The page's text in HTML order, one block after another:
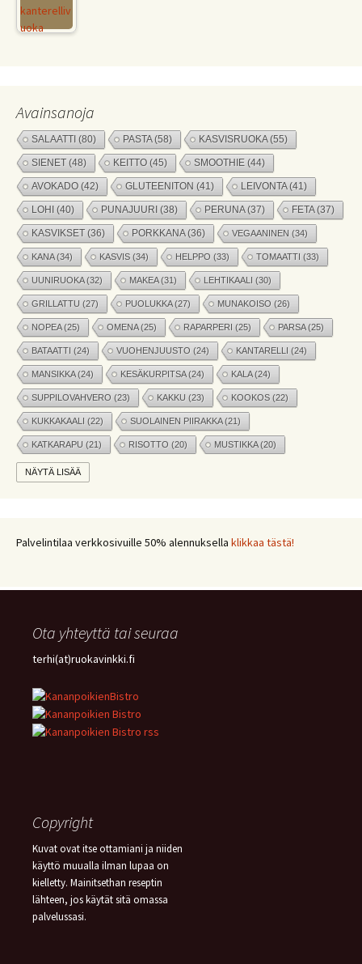
Avainsanoja
SALAATTI (80) PASTA(58) KASVISRUOKA(55)
SIENET (48) KEITTO (45) SMOOTHIE (44)
AVOKADO (42) GLUTEENITON (41) LEIVONTA(41)
LOHI (40) PUNAJUURI (38) PERUNA(37) FETA(37)
KASVIKSET (36) PORKKANA(36) VEGAANINEN (34)
KANA(34) KASVIS (34) HELPPO (33) TOMAATTI (33)
UUNIRUOKA(32) MAKEA(31) LEHTIKAALI (30)
GRILLATTU (27) PUOLUKKA(27) MUNAKOISO (26)
NOPEA(25) OMENA(25) RAPARPERI (25) PARSA(25)
BATAATTI (24) VUOHENJUUSTO (24) KANTARELLI (24)
MANSIKKA(24) KESÄKURPITSA(24) KALA(24)
SUPPILOVAHVERO (23) KAKKU (23) KOOKOS (22)
KUKKAKAALI (22) SUOLAINEN PIIRAKKA(21)
KATKARAPU (21) RISOTTO (20) MUSTIKKA(20)
MARJAT(19)
JÄLKIRUOKA (17) PAPRIKA (17) COUSCOUS (17)
NÄYTÄ LISÄÄ
Palvelintilaa verkkosivuille 50% alennuksella klikkaa tästä!
Ota yhteyttä tai seuraa
terhi(at)ruokavinkki.fi
Copyright
Kuvat ovat itse ottamiani ja niiden
käyttö muualla ilman lupaa on
kielletty. Mainitsethan reseptin
lähteen, jos käytät sitä omassa
palvelussasi.